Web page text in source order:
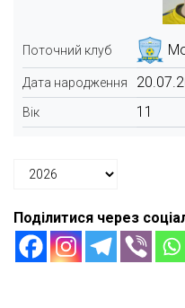
Поточний клуб
Дата народження
Вік 11
Поділитися через